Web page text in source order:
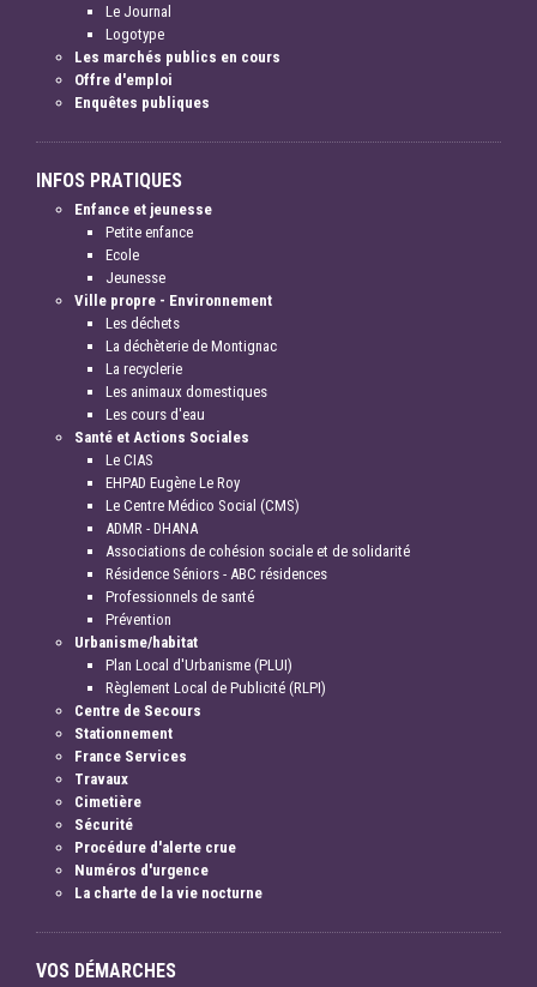
Le Journal
Logotype
Les marchés publics en cours
Offre d'emploi
Enquêtes publiques
INFOS PRATIQUES
Enfance et jeunesse
Petite enfance
Ecole
Jeunesse
Ville propre - Environnement
Les déchets
La déchèterie de Montignac
La recyclerie
Les animaux domestiques
Les cours d'eau
Santé et Actions Sociales
Le CIAS
EHPAD Eugène Le Roy
Le Centre Médico Social (CMS)
ADMR - DHANA
Associations de cohésion sociale et de solidarité
Résidence Séniors - ABC résidences
Professionnels de santé
Prévention
Urbanisme/habitat
Plan Local d'Urbanisme (PLUI)
Règlement Local de Publicité (RLPI)
Centre de Secours
Stationnement
France Services
Travaux
Cimetière
Sécurité
Procédure d'alerte crue
Numéros d'urgence
La charte de la vie nocturne
VOS DÉMARCHES